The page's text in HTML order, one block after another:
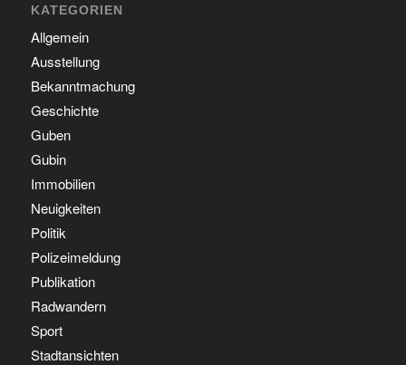
KATEGORIEN
Allgemein
Ausstellung
Bekanntmachung
Geschichte
Guben
Gubin
Immobilien
Neuigkeiten
Politik
Polizeimeldung
Publikation
Radwandern
Sport
Stadtansichten